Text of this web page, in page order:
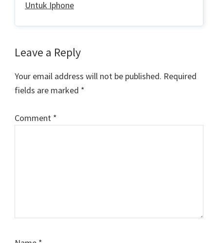
Untuk Iphone
Reader
Leave a Reply
Your email address will not be published. Required
fields are marked *
Comment *